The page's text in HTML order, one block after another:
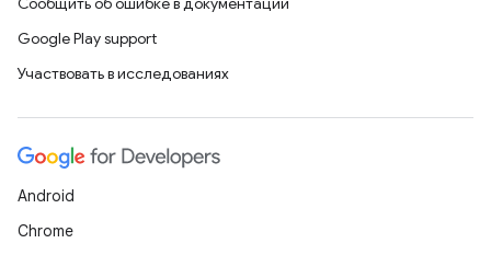
Google Play support
Участвовать в исследованиях
Android
Chrome